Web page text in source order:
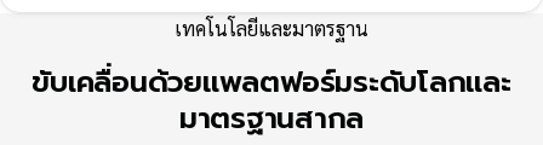
เทคโนโลยีและมาตรฐาน
ขับเคลื่อนด้วยแพลตฟอร์มระดับโลกและ
มาตรฐานสากล